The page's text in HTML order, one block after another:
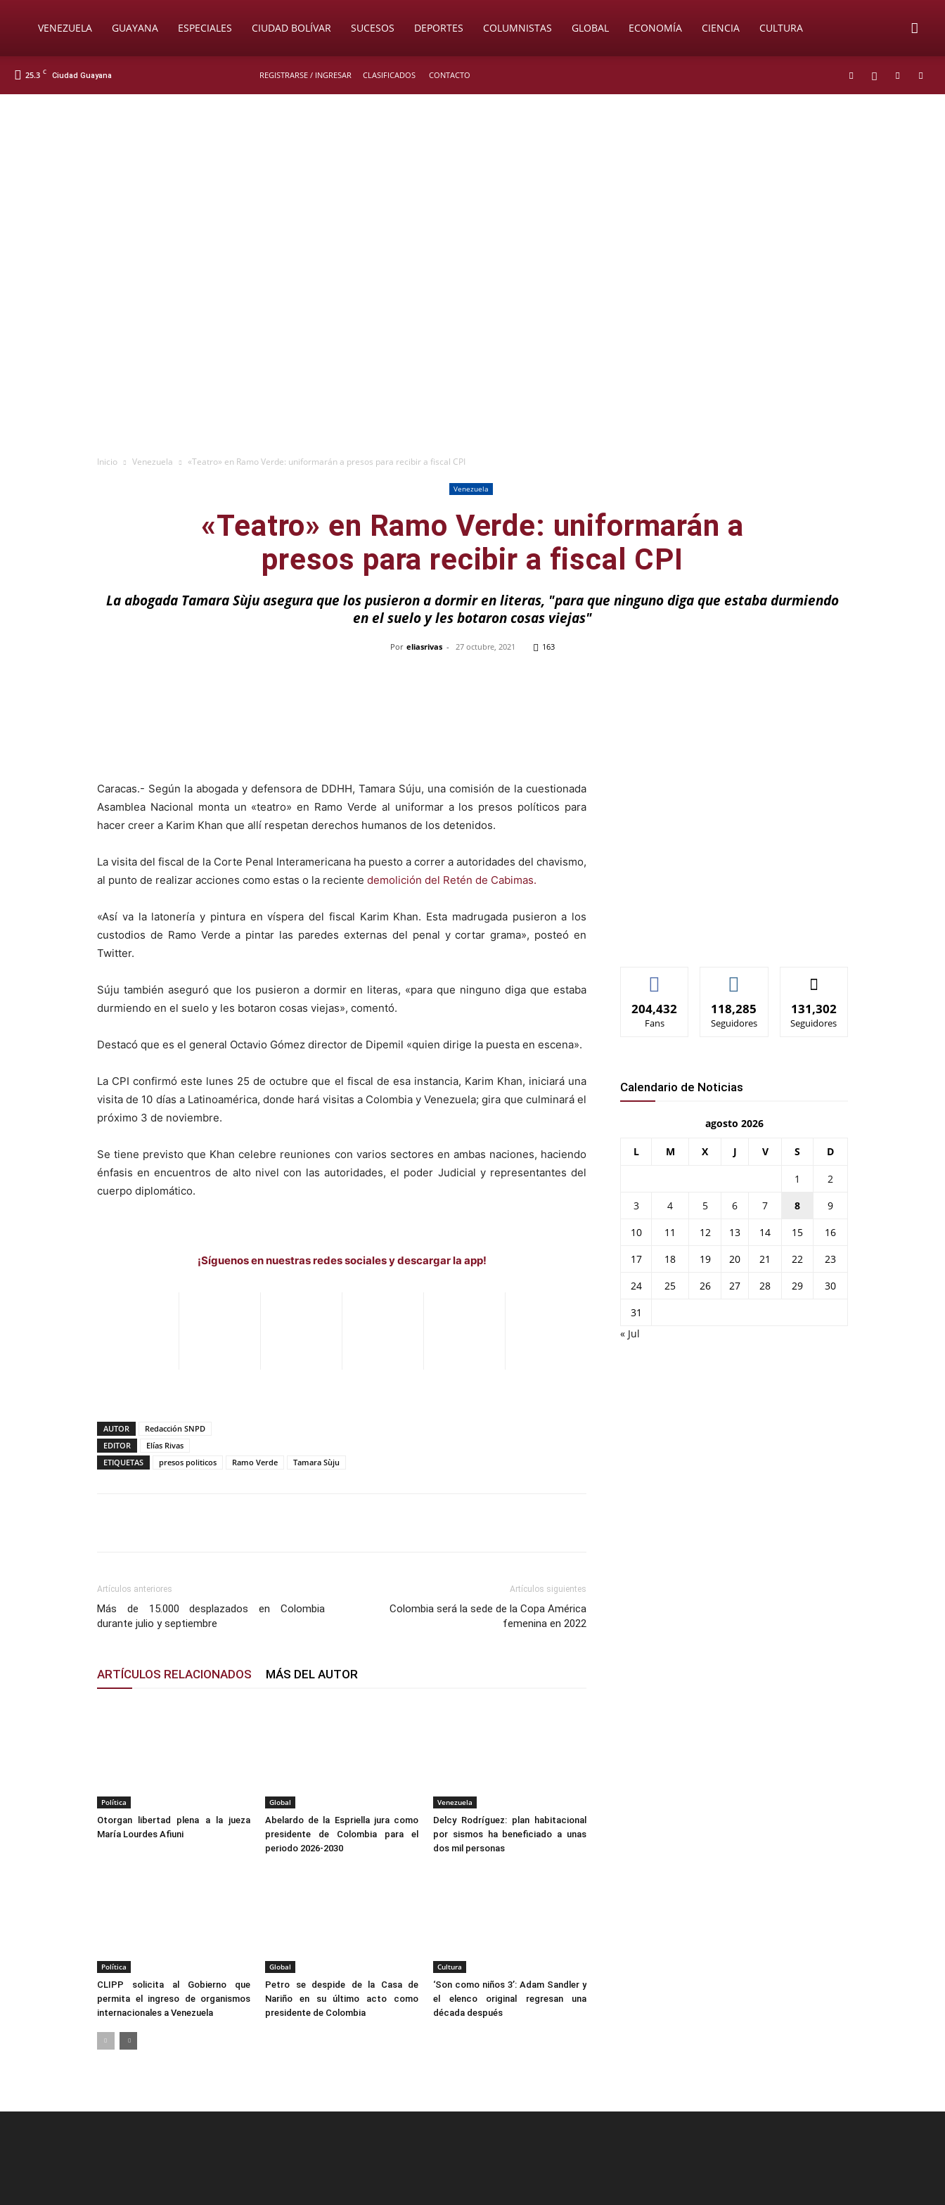
SoyVENEZUELA GUAYANA ESPECIALES CIUDAD BOLÍVAR SUCESOS DEPORTES COLUMNISTAS GLOBAL ECONOMÍA CIENCIA CULTURA
25.3 C Ciudad Guayana REGISTRARSE / INGRESAR CLASIFICADOS CONTACTO
Inicio Venezuela «Teatro» en Ramo Verde: uniformarán a presos para recibir a fiscal CPI
Venezuela
«Teatro» en Ramo Verde: uniformarán a
presos para recibir a fiscal CPI
La abogada Tamara Sùju asegura que los pusieron a dormir en literas, "para que ninguno diga que estaba durmiendo
en el suelo y les botaron cosas viejas"
Por eliasrivas - 27 octubre, 2021 163
Caracas.- Según la abogada y defensora de DDHH, Tamara Súju, una comisión de la cuestionada
Asamblea Nacional monta un «teatro» en Ramo Verde al uniformar a los presos políticos para
hacer creer a Karim Khan que allí respetan derechos humanos de los detenidos.
La visita del fiscal de la Corte Penal Interamericana ha puesto a correr a autoridades del chavismo,
al punto de realizar acciones como estas o la reciente demolición del Retén de Cabimas.
«Así va la latonería y pintura en víspera del fiscal Karim Khan. Esta madrugada pusieron a los
custodios de Ramo Verde a pintar las paredes externas del penal y cortar grama», posteó en
Twitter.
Súju también aseguró que los pusieron a dormir en literas, «para que ninguno diga que estaba
durmiendo en el suelo y les botaron cosas viejas», comentó.
Destacó que es el general Octavio Gómez director de Dipemil «quien dirige la puesta en escena».
La CPI confirmó este lunes 25 de octubre que el fiscal de esa instancia, Karim Khan, iniciará una
visita de 10 días a Latinoamérica, donde hará visitas a Colombia y Venezuela; gira que culminará el
próximo 3 de noviembre.
Se tiene previsto que Khan celebre reuniones con varios sectores en ambas naciones, haciendo
énfasis en encuentros de alto nivel con las autoridades, el poder Judicial y representantes del
cuerpo diplomático.
¡Síguenos en nuestras redes sociales y descargar la app!
AUTOR
Redacción SNPD
EDITOR
Elías Rivas
ETIQUETAS
presos politicos Ramo Verde Tamara Sùju
Artículos anteriores
Más de 15.000 desplazados en Colombia
durante julio y septiembre
Artículos siguientes
Colombia será la sede de la Copa América
femenina en 2022
ARTÍCULOS RELACIONADOS MÁS DEL AUTOR
Política
Otorgan libertad plena a la jueza
María Lourdes Afiuni
Global
Abelardo de la Espriella jura como
presidente de Colombia para el
periodo 2026-2030
Venezuela
Delcy Rodríguez: plan habitacional
por sismos ha beneficiado a unas
dos mil personas
Política
CLIPP solicita al Gobierno que
permita el ingreso de organismos
internacionales a Venezuela
Global
Petro se despide de la Casa de
Nariño en su último acto como
presidente de Colombia
Cultura
‘Son como niños 3’: Adam Sandler y
el elenco original regresan una
década después
204,432
Fans
118,285
Seguidores
131,302
Seguidores
Calendario de Noticias
agosto 2026
L M X J V S D
1
2
3
4 5 6 7 8
9
10
11 12 13 14 15
16
17
18 19 20 21 22
23
24
25 26 27 28 29
30
31
« Jul